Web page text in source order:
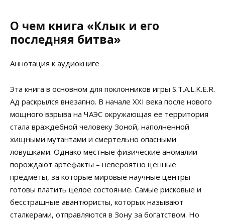
О чем книга «Клык и его
последняя битва»
Аннотация к аудиокниге
Эта книга в основном для поклонников игры S.T.A.L.K.E.R.
Ад раскрылся внезапно. В начале XXI века после нового
мощного взрыва на ЧАЭС окружающая ее территория
стала враждебной человеку Зоной, наполненной
хищными мутантами и смертельно опасными
ловушками. Однако местные физические аномалии
порождают артефакты – невероятно ценные
предметы, за которые мировые научные центры
готовы платить целое состояние. Самые рисковые и
бесстрашные авантюристы, которых называют
сталкерами, отправляются в Зону за богатством. Но